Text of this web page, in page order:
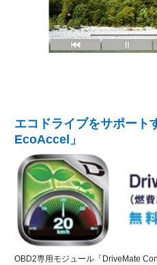
エコドライブをサポート
EcoAccel」
OBD2専用モジュール「DriveMate